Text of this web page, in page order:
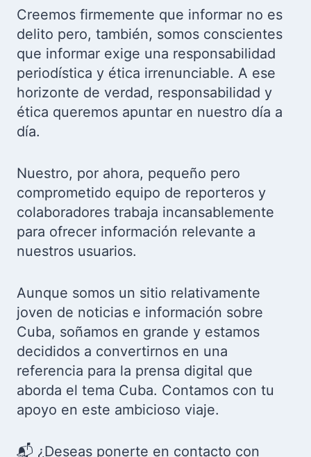
Creemos firmemente que informar no es
delito pero, también, somos conscientes
que informar exige una responsabilidad
periodística y ética irrenunciable. A ese
horizonte de verdad, responsabilidad y
ética queremos apuntar en nuestro día a
día.
Nuestro, por ahora, pequeño pero
comprometido equipo de reporteros y
colaboradores trabaja incansablemente
para ofrecer información relevante a
nuestros usuarios.
Aunque somos un sitio relativamente
joven de noticias e información sobre
Cuba, soñamos en grande y estamos
decididos a convertirnos en una
referencia para la prensa digital que
aborda el tema Cuba. Contamos con tu
apoyo en este ambicioso viaje.
📬 ¿Deseas ponerte en contacto con